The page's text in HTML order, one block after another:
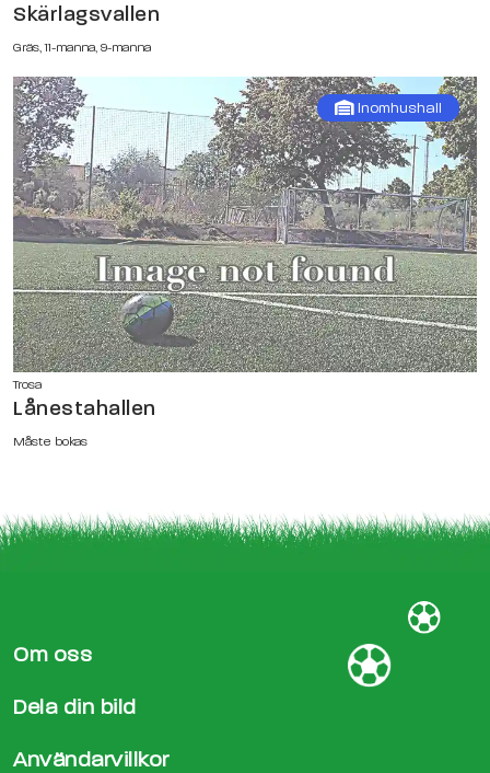
Skärlagsvallen
Gräs, 11-manna, 9-manna
Inomhushall
Trosa
Lånestahallen
Måste bokas
Om oss
Dela din bild
Användarvillkor